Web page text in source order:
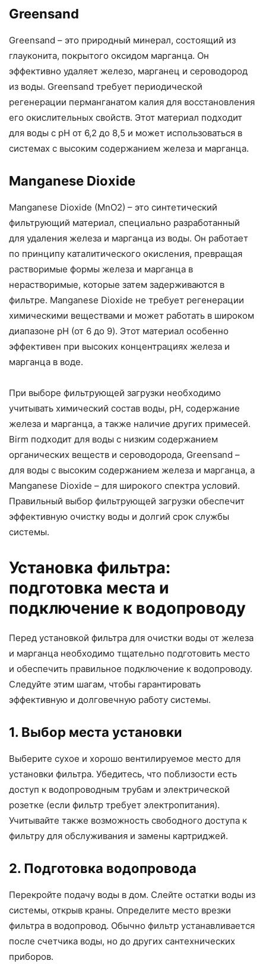
Greensand
Greensand – это природный минерал, состоящий из
глауконита, покрытого оксидом марганца. Он
эффективно удаляет железо, марганец и сероводород
из воды. Greensand требует периодической
регенерации перманганатом калия для восстановления
его окислительных свойств. Этот материал подходит
для воды с pH от 6,2 до 8,5 и может использоваться в
системах с высоким содержанием железа и марганца.
Manganese Dioxide
Manganese Dioxide (MnO2) – это синтетический
фильтрующий материал, специально разработанный
для удаления железа и марганца из воды. Он работает
по принципу каталитического окисления, превращая
растворимые формы железа и марганца в
нерастворимые, которые затем задерживаются в
фильтре. Manganese Dioxide не требует регенерации
химическими веществами и может работать в широком
диапазоне pH (от 6 до 9). Этот материал особенно
эффективен при высоких концентрациях железа и
марганца в воде.
При выборе фильтрующей загрузки необходимо
учитывать химический состав воды, pH, содержание
железа и марганца, а также наличие других примесей.
Birm подходит для воды с низким содержанием
органических веществ и сероводорода, Greensand –
для воды с высоким содержанием железа и марганца, а
Manganese Dioxide – для широкого спектра условий.
Правильный выбор фильтрующей загрузки обеспечит
эффективную очистку воды и долгий срок службы
системы.
Установка фильтра:
подготовка места и
подключение к водопроводу
Перед установкой фильтра для очистки воды от железа
и марганца необходимо тщательно подготовить место
и обеспечить правильное подключение к водопроводу.
Следуйте этим шагам, чтобы гарантировать
эффективную и долговечную работу системы.
1. Выбор места установки
Выберите сухое и хорошо вентилируемое место для
установки фильтра. Убедитесь, что поблизости есть
доступ к водопроводным трубам и электрической
розетке (если фильтр требует электропитания).
Учитывайте также возможность свободного доступа к
фильтру для обслуживания и замены картриджей.
2. Подготовка водопровода
Перекройте подачу воды в дом. Слейте остатки воды из
системы, открыв краны. Определите место врезки
фильтра в водопровод. Обычно фильтр устанавливается
после счетчика воды, но до других сантехнических
приборов.